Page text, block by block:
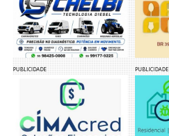
PUBLICIDADE PUBLICIDADE